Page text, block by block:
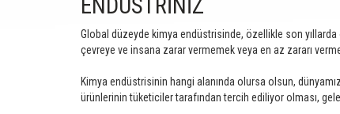
ENDÜSTRİNİZ
Global düzeyde kimya endüstrisinde, özellikle son
çevreye ve insana zarar vermemek veya en az zararı
Kimya endüstrisinin hangi alanında olursa olsun,
ürünlerinin tüketiciler tarafından tercih ediliyor olması,